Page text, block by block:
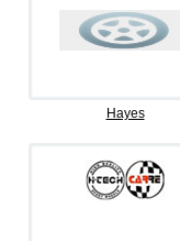
Hayes